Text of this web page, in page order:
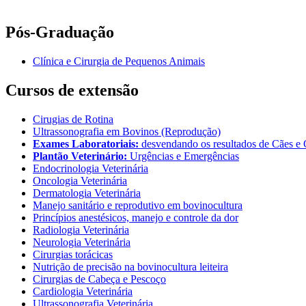
Pós-Graduação
Clínica e Cirurgia de Pequenos Animais
Cursos de extensão
Cirugias de Rotina
Ultrassonografia em Bovinos (Reprodução)
Exames Laboratoriais: desvendando os resultados de Cães e
Plantão Veterinário: Urgências e Emergências
Endocrinologia Veterinária
Oncologia Veterinária
Dermatologia Veterinária
Manejo sanitário e reprodutivo em bovinocultura
Princípios anestésicos, manejo e controle da dor
Radiologia Veterinária
Neurologia Veterinária
Cirurgias torácicas
Nutrição de precisão na bovinocultura leiteira
Cirurgias de Cabeça e Pescoço
Cardiologia Veterinária
Ultrassonografia Veterinária